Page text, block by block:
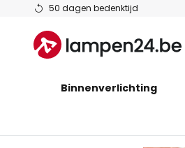
50 dagen bedenktijd
Ga
de
inhoud
Binnenverlichting